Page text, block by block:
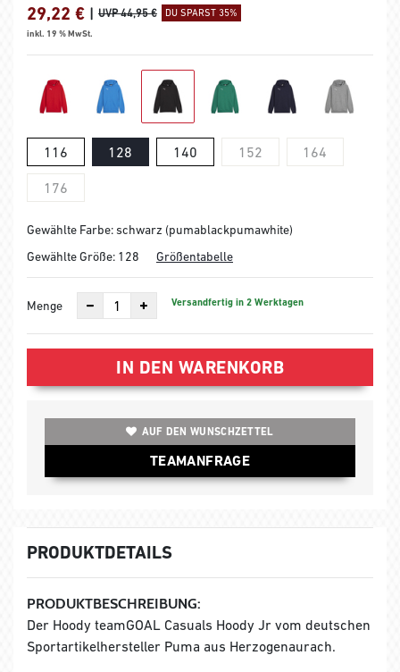
29,22 € | UVP 44,95 € DU SPARST 35%
inkl. 19 % MwSt.
116 128 140 152 164
176
Gewählte Farbe: schwarz (pumablackpumawhite)
Gewählte Größe: 128 Größentabelle
Menge Versandfertig in 2 Werktagen
IN DEN WARENKORB
AUF DEN WUNSCHZETTEL
TEAMANFRAGE
PRODUKTDETAILS
PRODUKTBESCHREIBUNG:
Der Hoody teamGOAL Casuals Hoody Jr vom deutschen
Sportartikelhersteller Puma aus Herzogenaurach.